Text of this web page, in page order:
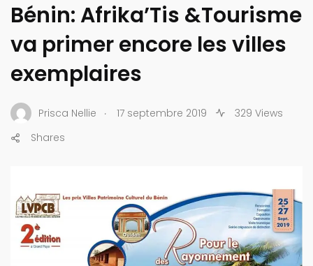
Bénin: Afrika’Tis &Tourisme
va primer encore les villes
exemplaires
Prisca Nellie . 17 septembre 2019
329 Views
Shares